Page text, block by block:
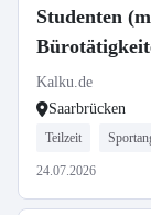
Studenten
Kalku.de
Saarbrücken
Teilzeit
24.07.2026